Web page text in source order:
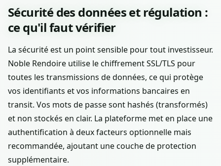
Sécurité des données et régulation :
ce qu'il faut vérifier
La sécurité est un point sensible pour tout investisseur.
Noble Rendoire utilise le chiffrement SSL/TLS pour
toutes les transmissions de données, ce qui protège
vos identifiants et vos informations bancaires en
transit. Vos mots de passe sont hashés (transformés)
et non stockés en clair. La plateforme met en place une
authentification à deux facteurs optionnelle mais
recommandée, ajoutant une couche de protection
supplémentaire.